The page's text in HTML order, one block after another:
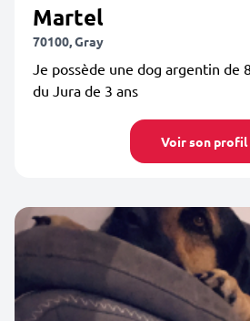
Martel
70100, Gray
Je possède une dog argentin de
du Jura de 3 ans
Voir son profil